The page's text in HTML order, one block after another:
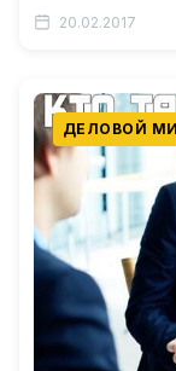
20.02.2017
ДЕЛОВОЙ